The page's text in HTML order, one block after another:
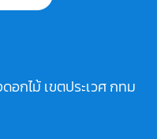
อกไม้ เขตประเวศ กทม